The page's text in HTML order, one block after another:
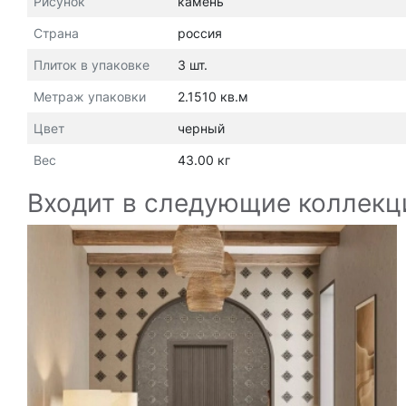
Страна россия
Плиток в упаковке 3 шт.
Метраж упаковки 2.1510 кв.м
Цвет черный
Вес 43.00 кг
Входит в следующие